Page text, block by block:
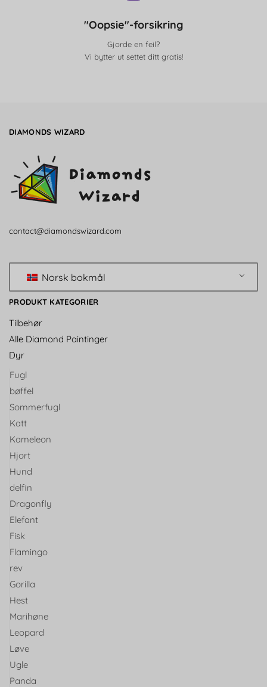
"Oopsie"-forsikring
Gjorde en feil?
Vi bytter ut settet ditt gratis!
DIAMONDS WIZARD
contact@diamondswizard.com
Norsk bokmål
PRODUKT KATEGORIER
Tilbehør
Alle Diamond Paintinger
Dyr
Fugl
bøffel
Sommerfugl
Katt
Kameleon
Hjort
Hund
delfin
Dragonfly
Elefant
Fisk
Flamingo
rev
Gorilla
Hest
Marihøne
Leopard
Løve
Ugle
Panda